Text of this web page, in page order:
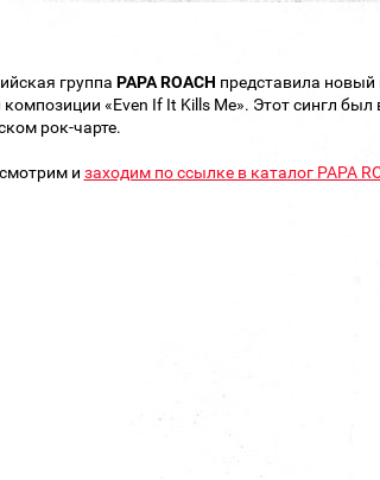
группа PAPA ROACH представила
композиции «Even If It Kills Me». Этот сингл
рок-чарте.
и заходим по ссылке в каталог PAPA